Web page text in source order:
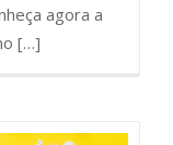
agora a
[…]